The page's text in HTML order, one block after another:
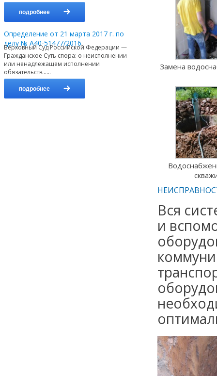
подробнее
Определение от 21 марта 2017 г. по
делу № А40-51477/2016
Верховный Суд Российской Федерации —
Гражданское Суть спора: о неисполнении
или ненадлежащем исполнении
обязательств…...
подробнее
Замена
Вся
и